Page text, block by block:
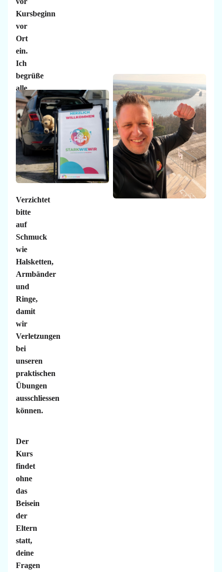
Kursbeginn
vor
Ort
ein.
Ich
begrüße
alle
zusammen
und
nehme
die
Kinder
in
Empfang.
Verzichtet
bitte
auf
Schmuck
wie
Halsketten,
Armbänder
und
Ringe,
damit
wir
Verletzungen
bei
unseren
praktischen
Übungen
ausschliessen
können.
Der
Kurs
findet
ohne
das
Beisein
der
Eltern
statt,
deine
Fragen